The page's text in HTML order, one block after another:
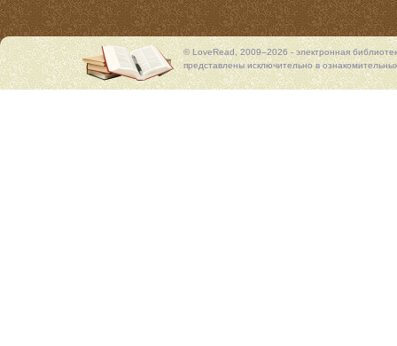
© LoveRead, 2009–2026 - электронная
представлены исключительно в